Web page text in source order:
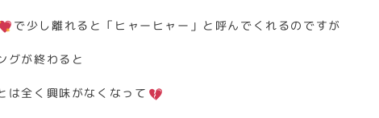
で少し離れると「ヒャーヒャー」と呼んでくれるのですが
グが終わると
は全く興味がなくなって